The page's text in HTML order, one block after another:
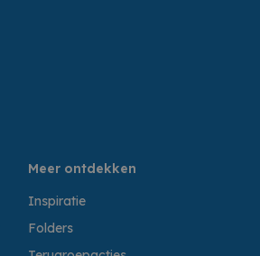
Meer ontdekken
Inspiratie
Folders